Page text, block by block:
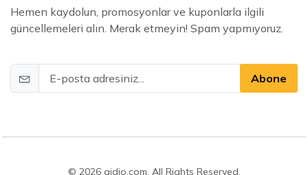
Hemen kaydolun, promosyonlar ve kuponlarla ilgili
güncellemeleri alın. Merak etmeyin! Spam yapmıyoruz.
Abone
© 2026 gidio.com. All Rights Reserved.